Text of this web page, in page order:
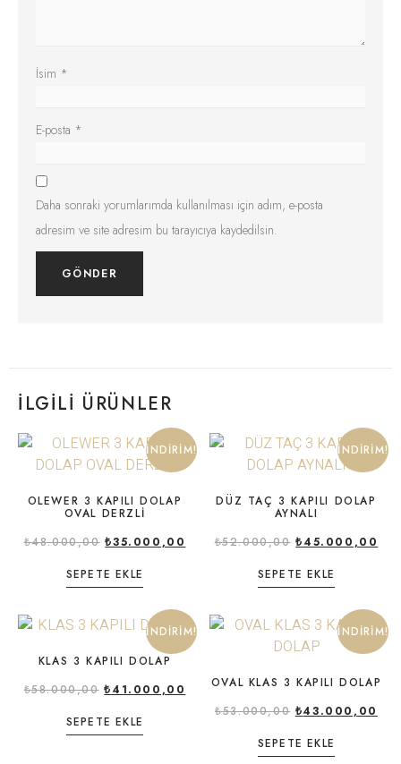
İsim *
E-posta *
Daha sonraki yorumlarımda kullanılması için adım, e-posta
adresim ve site adresim bu tarayıcıya kaydedilsin.
İLGILI ÜRÜNLER
İNDIRIM!
OLEWER 3 KAPILI DOLAP
OVAL DERZLİ
₺48.000,00 ₺35.000,00
SEPETE EKLE
İNDIRIM!
DÜZ TAÇ 3 KAPILI DOLAP
AYNALI
₺52.000,00 ₺45.000,00
SEPETE EKLE
İNDIRIM!
KLAS 3 KAPILI DOLAP
₺58.000,00 ₺41.000,00
SEPETE EKLE
İNDIRIM!
OVAL KLAS 3 KAPILI DOLAP
₺53.000,00 ₺43.000,00
SEPETE EKLE